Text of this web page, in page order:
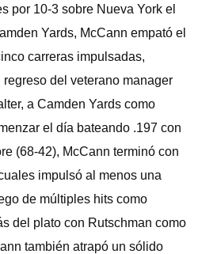
por 10-3 sobre Nueva York el
Yards, McCann empató el
carreras impulsadas,
del veterano manager
a Camden Yards como
el día bateando .197 con
(68-42), McCann terminó con
impulsó al menos una
de múltiples hits como
del plato con Rutschman como
también atrapó un sólido